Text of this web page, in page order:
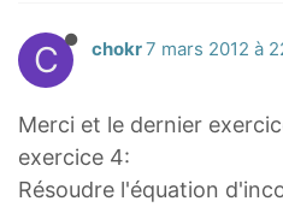
C chokr7 mars 2012 à
Merci et le dernier
exercice 4:
Résoudre l'équation